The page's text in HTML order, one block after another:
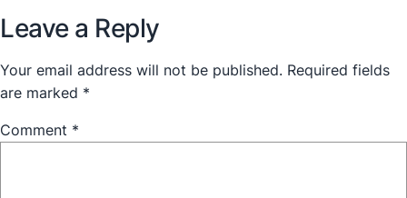
Leave a Reply
Your email address will not be published. Required fields
are marked *
Comment *